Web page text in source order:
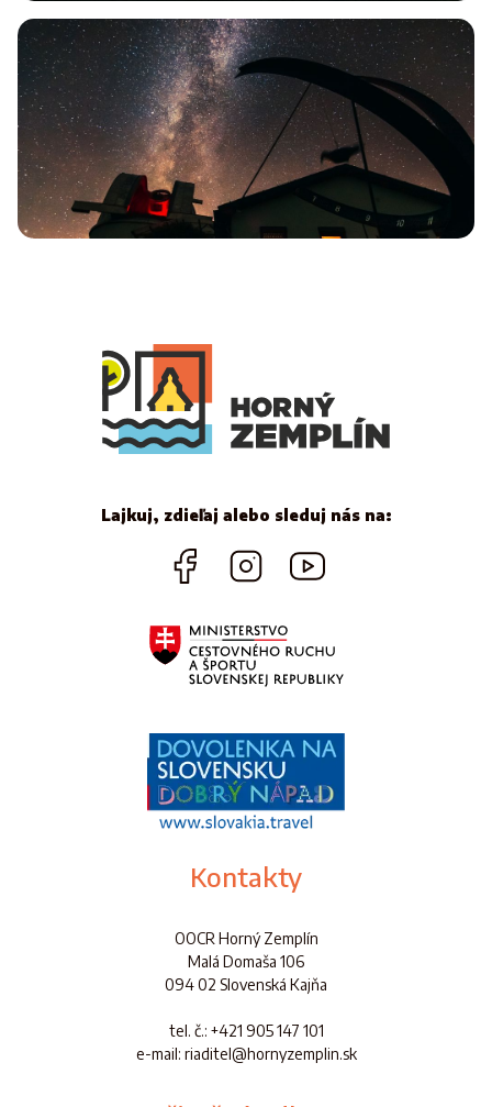
Lajkuj, zdieľaj alebo sleduj nás na:
Kontakty
OOCR Horný Zemplín
Malá Domaša 106
094 02 Slovenská Kajňa
tel. č.: +421 905 147 101
e-mail: riaditel@hornyzemplin.sk